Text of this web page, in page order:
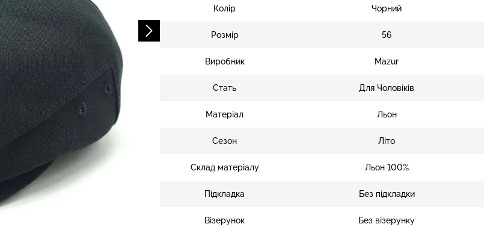
Колір Чорний
Розмір 56
Виробник Mazur
Стать Для Чоловіків
Матеріал Льон
Сезон Літо
Склад матеріалу Льон 100%
Підкладка Без підкладки
Візерунок Без візерунку